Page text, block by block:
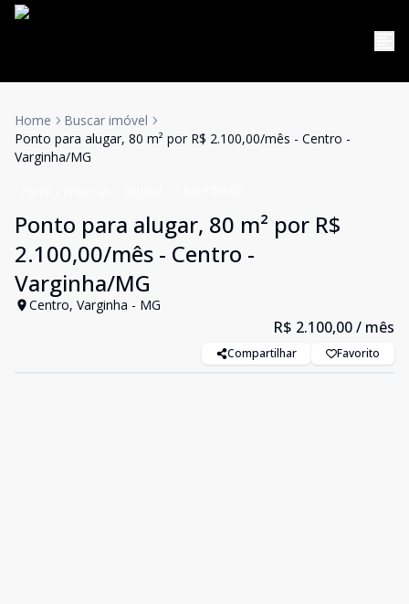
Home
Buscar imóvel
Ponto para alugar, 80 m² por R$ 2.100,00/mês - Centro -
Varginha/MG
Ponto para alugar, 80 m² por R$
2.100,00/mês - Centro -
Varginha/MG
Centro, Varginha - MG
R$ 2.100,00/ mês
Compartilhar Favorito